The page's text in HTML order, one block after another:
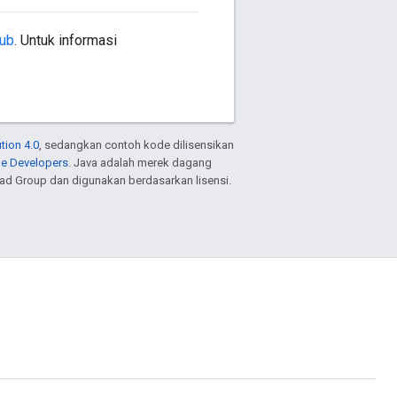
. Untuk informasi
4.0, sedangkan contoh kode dilisensikan
Developers. Java adalah merek dagang
Group dan digunakan berdasarkan lisensi.